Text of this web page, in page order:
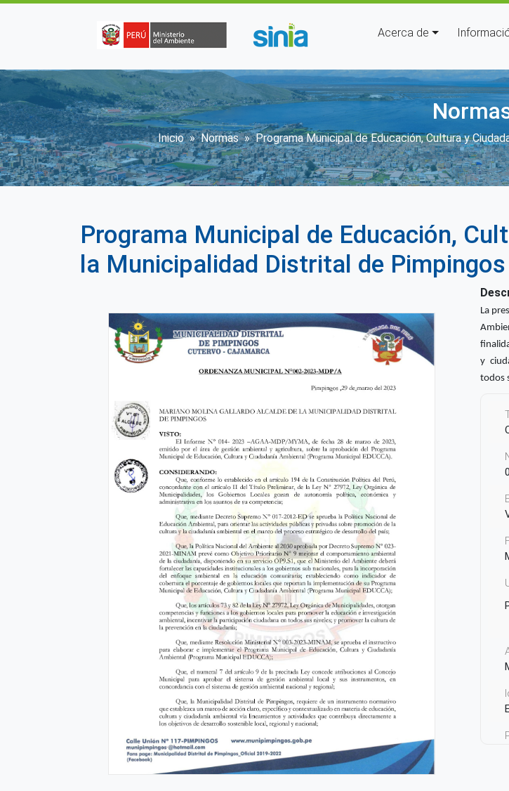
Navegación principal
Acerca de
Sobrescribir enlaces de ayuda a la
Inicio Normas Programa Municipal de Educación, Cultura y
Programa Municipal de Educación,
la Municipalidad Distrital de Pimpingos
La
y
todos